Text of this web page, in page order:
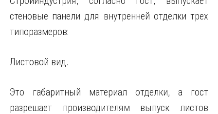
стеновые панели для внутренней отделки трех
типоразмеров:
Листовой вид.
Это габаритный материал отделки, а гост
разрешает производителям выпуск листов